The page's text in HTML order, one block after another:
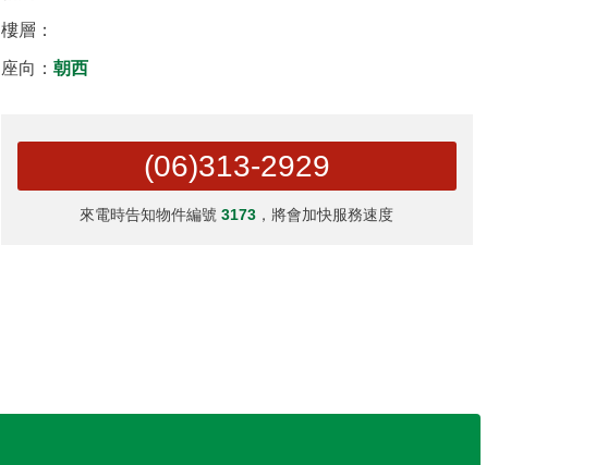
樓層：
座向： 朝西
(06)313-2929
來電時告知物件編號3173 ，將會加快服務速度